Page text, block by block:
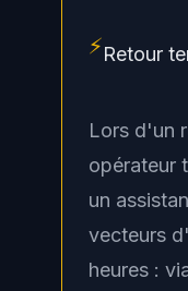
⚡Retour
Lors d'un
opérateur
un
vecteurs
heures :